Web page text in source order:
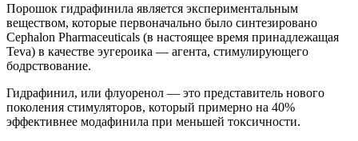
Порошок гидрафинила является экспериментальным
веществом, которые первоначально было синтезировано
Cephalon Pharmaceuticals (в настоящее время принадлежащая
Teva) в качестве эугероика — агента, стимулирующего
бодрствование.
Гидрафинил, или флуоренол — это представитель нового
поколения стимуляторов, который примерно на 40%
эффективнее модафинила при меньшей токсичности.